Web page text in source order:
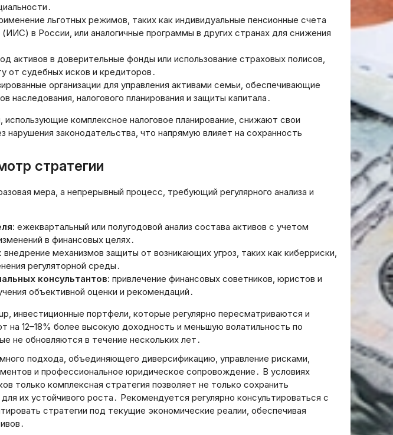
льготных режимов, таких как индивидуальные пенсионные счета
в России, или аналогичные программы в других странах для снижения
активов в доверительные фонды или использование страховых полисов,
от судебных исков и кредиторов․
организации для управления активами семьи, обеспечивающие
наследования, налогового планирования и защиты капитала․
комплексное налоговое планирование, снижают свои
нарушения законодательства, что напрямую влияет на сохранность
стратегии
мера, а непрерывный процесс, требующий регулярного анализа и
: ежеквартальный или полугодовой анализ состава активов с учетом
в финансовых целях․
: внедрение механизмов защиты от возникающих угроз, таких как киберриски,
регуляторной среды․
консультантов: привлечение финансовых советников, юристов и
объективной оценки и рекомендаций․
инвестиционные портфели, которые регулярно пересматриваются и
на 12–18% более высокую доходность и меньшую волатильность по
не обновляются в течение нескольких лет․
подхода, объединяющего диверсификацию, управление рисками,
и профессиональное юридическое сопровождение․ В условиях
только комплексная стратегия позволяет не только сохранить
их устойчивого роста․ Рекомендуется регулярно консультироваться с
стратегии под текущие экономические реалии, обеспечивая